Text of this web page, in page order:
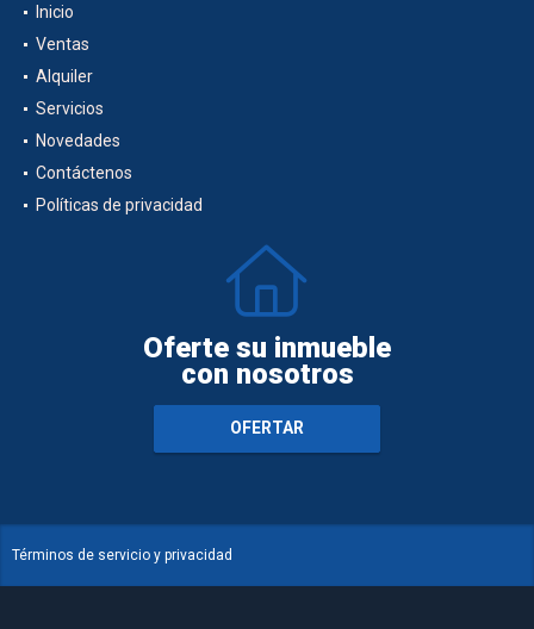
Inicio
Ventas
Alquiler
Servicios
Novedades
Contáctenos
Políticas de privacidad
Oferte su inmueble
con nosotros
OFERTAR
Términos de servicio y privacidad